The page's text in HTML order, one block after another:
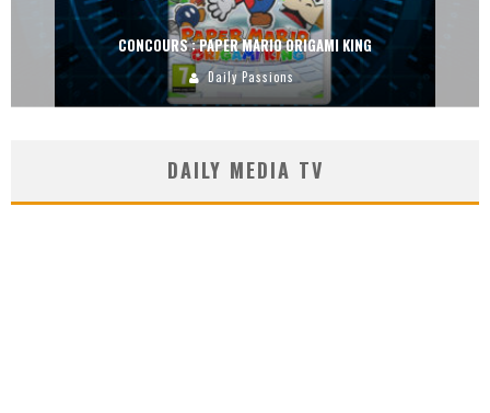
CONCOURS : DREAMS SUR PS4
Carlos Mühlig
DAILY MEDIA TV